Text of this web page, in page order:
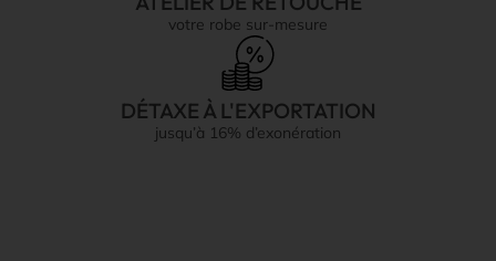
votre robe sur-mesure
DÉTAXE À L'EXPORTATION
jusqu’à 16% d’exonération